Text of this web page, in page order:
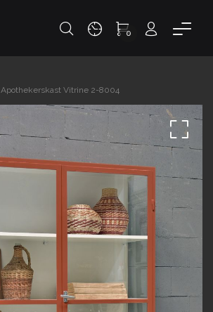
0
Apothekerskast Vitrine 2-8004